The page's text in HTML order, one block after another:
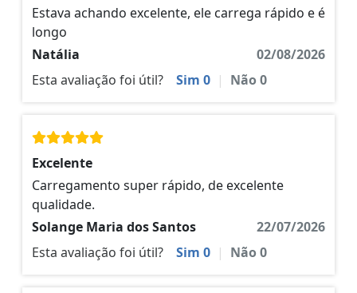
Estava achando excelente, ele carrega rápido e é
longo
Natália
02/08/2026
Esta avaliação foi útil?
Sim 0 | Não0
Excelente
Carregamento super rápido, de excelente
qualidade.
Solange Maria dos Santos
22/07/2026
Esta avaliação foi útil?
Sim 0 | Não0